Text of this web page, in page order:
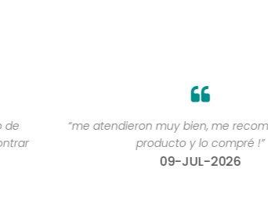
de
“me atendieron muy bien, me
producto y lo compré !”
09-JUL-2026